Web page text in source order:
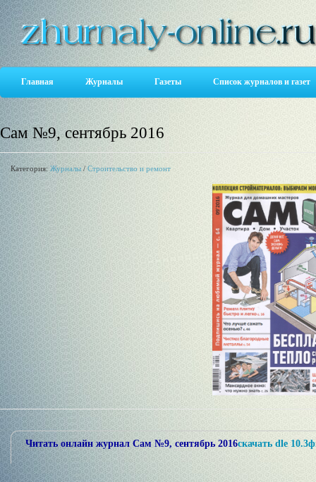
Главная Журналы Газеты Список журналов и газет
Сам №9, сентябрь 2016
Категория:Журналы /Строительство и ремонт
Читать онлайн журнал Сам №9, сентябрь 2016скачать dle